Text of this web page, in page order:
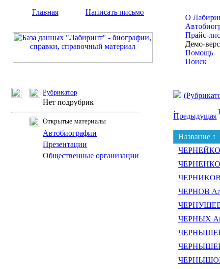
Главная Написать письмо
О
Прайс-
Демо-
Помощь
Поиск
Рубрикатор
Нет подрубрик
Открытые материалы
Автобиографии
Презентации
Общественные организации
Предыдущая
Название ↑
ЧЕРНЕЙКО
ЧЕРНЕНКО
ЧЕРНИКОВ
ЧЕРНОВ
ЧЕРНЫХ
ЧЕРНЫШЕВ